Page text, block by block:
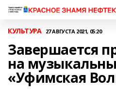
КУЛЬТУРА 27 АВГУСТА 2021, 05:20
Завершается
на
«Уфимская